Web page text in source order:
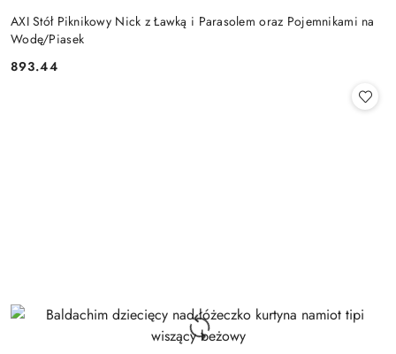
AXI Stół Piknikowy Nick z Ławką i Parasolem oraz Pojemnikami na
Wodę/Piasek
Cena:
893.44